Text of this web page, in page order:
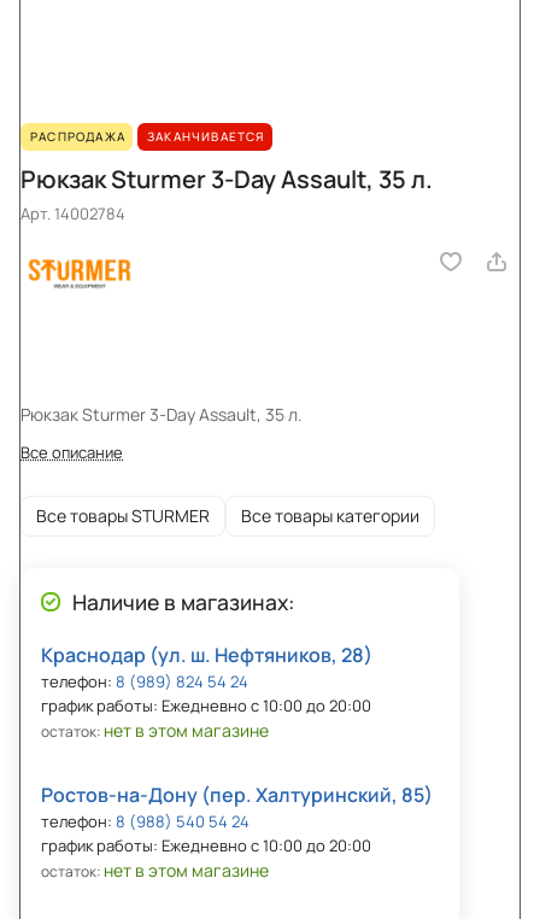
РАСПРОДАЖА ЗАКАНЧИВАЕТСЯ
Рюкзак Sturmer 3-Day Assault, 35 л.
Арт. 14002784
Рюкзак Sturmer 3-Day Assault, 35 л.
Все описание
Все товары STURMER Все товары категории
Наличие в магазинах:
Краснодар (ул. ш. Нефтяников, 28)
телефон: 8 (989) 824 54 24
график работы: Ежедневно с 10:00 до 20:00
остаток: нет в этом магазине
Ростов-на-Дону (пер. Халтуринский, 85)
телефон: 8 (988) 540 54 24
график работы: Ежедневно с 10:00 до 20:00
остаток: нет в этом магазине